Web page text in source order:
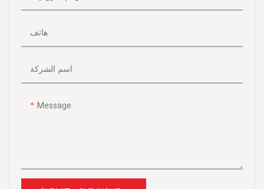
هاتف
اسم الشركة
Message